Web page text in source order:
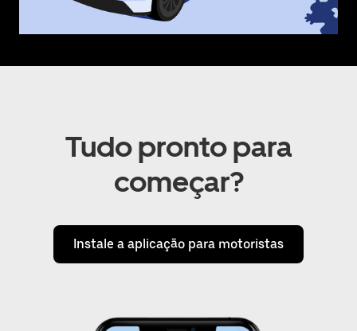
Tudo pronto para
começar?
Instale a aplicação para motoristas